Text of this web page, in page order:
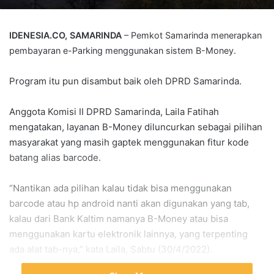
IDENESIA.CO, SAMARINDA – Pemkot Samarinda menerapkan
pembayaran e-Parking menggunakan sistem B-Money.
Program itu pun disambut baik oleh DPRD Samarinda.
Anggota Komisi II DPRD Samarinda, Laila Fatihah
mengatakan, layanan B-Money diluncurkan sebagai pilihan
masyarakat yang masih gaptek menggunakan fitur kode
batang alias barcode.
“Nantikan ada pilihan kalau tidak bisa menggunakan
barcode atau hp android nanti akan digunakan yang tab,
kalau dari Bank Kaltim namanya B-Money atau bisa
menggunakan kartu elektronik lainnya, yang terpenting
ada alat tab-nya,” kata Laila, Sabtu (30/4/2022).